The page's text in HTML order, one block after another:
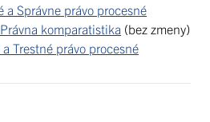
a Správne právo procesné
komparatistika (bez zmeny)
Trestné právo procesné